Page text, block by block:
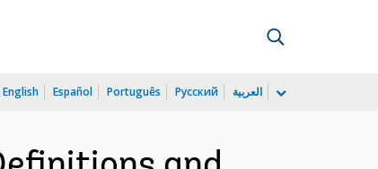
English Español Português Русский العربية